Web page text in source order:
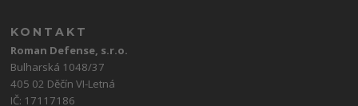
KONTAKT
Roman Defense, s.r.o.
Bulharská 1048/37
405 02 Děčín VI-Letná
IČ: 17117186